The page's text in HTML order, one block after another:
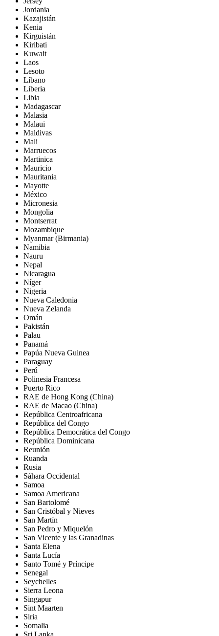
Jordania
Kazajistán
Kenia
Kirguistán
Kiribati
Kuwait
Laos
Lesoto
Líbano
Liberia
Libia
Madagascar
Malasia
Malaui
Maldivas
Mali
Marruecos
Martinica
Mauricio
Mauritania
Mayotte
México
Micronesia
Mongolia
Montserrat
Mozambique
Myanmar (Birmania)
Namibia
Nauru
Nepal
Nicaragua
Níger
Nigeria
Nueva Caledonia
Nueva Zelanda
Omán
Pakistán
Palau
Panamá
Papúa Nueva Guinea
Paraguay
Perú
Polinesia Francesa
Puerto Rico
RAE de Hong Kong (China)
RAE de Macao (China)
República Centroafricana
República del Congo
República Democrática del Congo
República Dominicana
Reunión
Ruanda
Rusia
Sáhara Occidental
Samoa
Samoa Americana
San Bartolomé
San Cristóbal y Nieves
San Martín
San Pedro y Miquelón
San Vicente y las Granadinas
Santa Elena
Santa Lucía
Santo Tomé y Príncipe
Senegal
Seychelles
Sierra Leona
Singapur
Sint Maarten
Siria
Somalia
Sri Lanka